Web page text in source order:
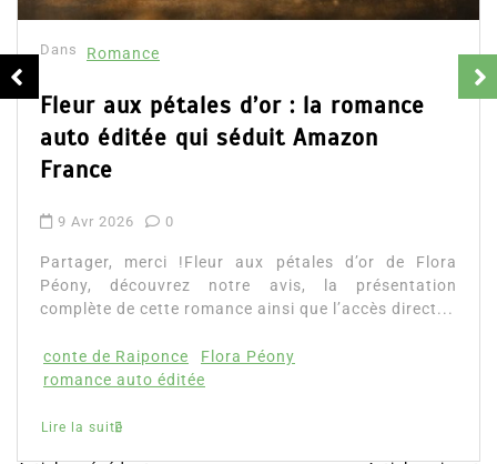
Partager, merci !Collector Dear You
d’Emily Blaine. Voici le résumé du roman,
ainsi que l’accès direct au livre. Partager,...